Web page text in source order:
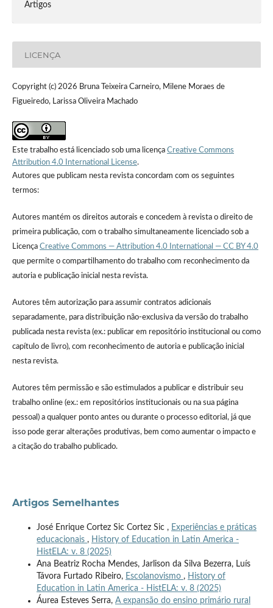
Artigos
LICENÇA
Copyright (c) 2026 Bruna Teixeira Carneiro, Milene Moraes de
Figueiredo, Larissa Oliveira Machado
Este trabalho está licenciado sob uma licença Creative Commons
Attribution 4.0 International License.
Autores que publicam nesta revista concordam com os seguintes
termos:
Autores mantém os direitos autorais e concedem à revista o direito de
primeira publicação, com o trabalho simultaneamente licenciado sob a
Licença Creative Commons — Attribution 4.0 International — CC BY 4.0
que permite o compartilhamento do trabalho com reconhecimento da
autoria e publicação inicial nesta revista.
Autores têm autorização para assumir contratos adicionais
separadamente, para distribuição não-exclusiva da versão do trabalho
publicada nesta revista (ex.: publicar em repositório institucional ou como
capítulo de livro), com reconhecimento de autoria e publicação inicial
nesta revista.
Autores têm permissão e são estimulados a publicar e distribuir seu
trabalho online (ex.: em repositórios institucionais ou na sua página
pessoal) a qualquer ponto antes ou durante o processo editorial, já que
isso pode gerar alterações produtivas, bem como aumentar o impacto e
a citação do trabalho publicado.
Artigos Semelhantes
José Enrique Cortez Sic Cortez Sic , Experiências e práticas
educacionais , History of Education in Latin America -
HistELA: v. 8 (2025)
Ana Beatriz Rocha Mendes, Jarlison da Silva Bezerra, Luís
Távora Furtado Ribeiro, Escolanovismo , History of
Education in Latin America - HistELA: v. 8 (2025)
Áurea Esteves Serra, A expansão do ensino primário rural